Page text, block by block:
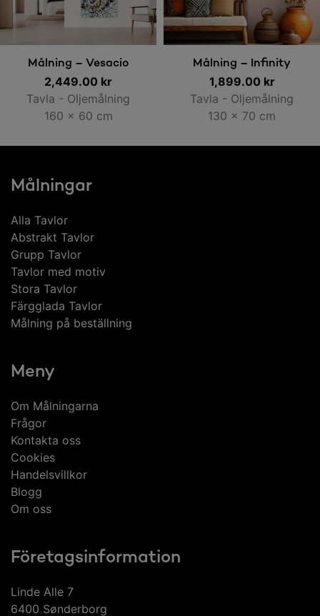
Läs mer
Målning – Vesacio
2,449.00 kr
Tavla - Oljemålning
160 x 60 cm
Lägg till i varukorg
Målning – Infinity
1,899.00 kr
Tavla - Oljemålning
130 x 70 cm
Målningar
Alla Tavlor
Abstrakt Tavlor
Grupp Tavlor
Tavlor med motiv
Stora Tavlor
Färgglada Tavlor
Målning på beställning
Meny
Om Målningarna
Frågor
Kontakta oss
Cookies
Handelsvillkor
Blogg
Om oss
Företagsinformation
Linde Alle 7
6400 Sønderborg